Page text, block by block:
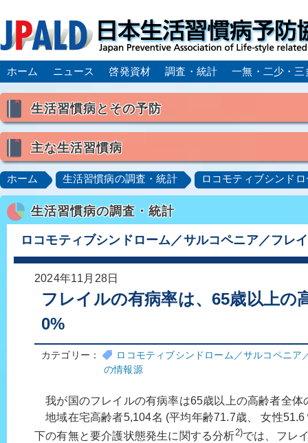
ホーム ニュース 啓発資材 調査・統計 一無・二少・三
生活習慣病とその予防
喫煙
食生活
主な生活習慣病
高血圧 脂質異常症（高脂血症） 糖尿病
肥満症／メタボリックシンドローム
動脈硬化
心
脂肪肝／NAFLD／NASH
アルコール肝疾患
ロコモティブシンドローム／サルコペニア／フレイル
ホーム 生活習慣病の調査・統計 ロコモティブシンド
生活習慣病の調査・統計
ロコモティブシンドローム／サルコペニア／フレ
2024年11月28日
フレイルの有病率は、65歳以上の
0%
カテゴリー：
ロコモティブシンドローム／サルコペニア
の情報源
我が国のフレイルの有病率は65歳以上の高齢者全体
地域在宅高齢者5,104名 (平均年齢71.7歳、 女性
下の有無と要介護状態発生に関する分析2)では、フレ